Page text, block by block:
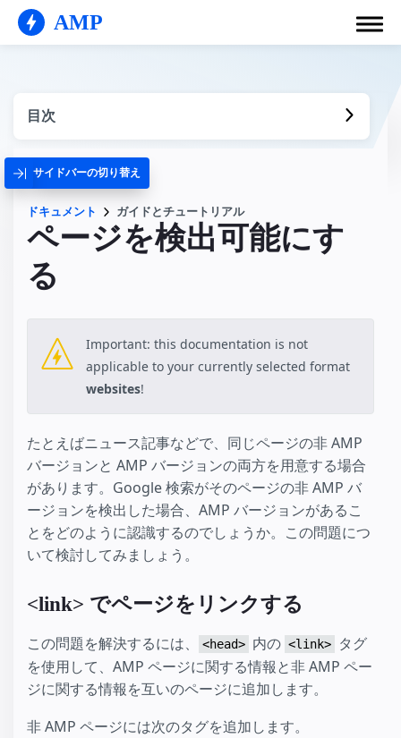
AMP
目次
サイドバーの切り替え
ドキュメント ガイドとチュートリアル
ページを検出可能にす
る
Important: this documentation is not
applicable to your currently selected format
websites!
たとえばニュース記事などで、同じページの非 AMP
バージョンと AMP バージョンの両方を用意する場合
があります。Google 検索がそのページの非 AMP バ
ージョンを検出した場合、AMP バージョンがあるこ
とをどのように認識するのでしょうか。この問題につ
いて検討してみましょう。
<link> でページをリンクする
この問題を解決するには、 <head> 内の <link>
タグ
を使用して、AMP ページに関する情報と非 AMP ペー
ジに関する情報を互いのページに追加します。
非 AMP ページには次のタグを追加します。